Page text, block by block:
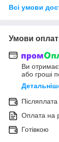
Всі умови
Умови
Ви
або гроші
Післяплата
Оплата на
Готівкою